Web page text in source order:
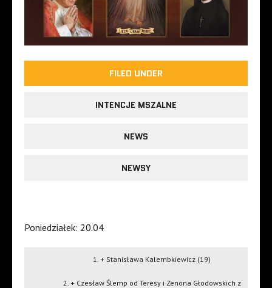
FILED UNDER
INTENCJE MSZALNE
NEWS
NEWSY
Poniedziałek: 20.04
1. + Stanisława Kalembkiewicz (19)
2. + Czesław Ślemp od Teresy i Zenona Głodowskich z